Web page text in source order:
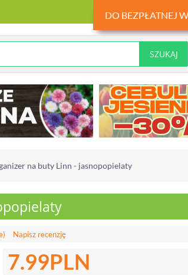
DO BEZPŁATNEJ
na buty Linn - jasnopopielaty
Napisz recenzję
7.99PLN